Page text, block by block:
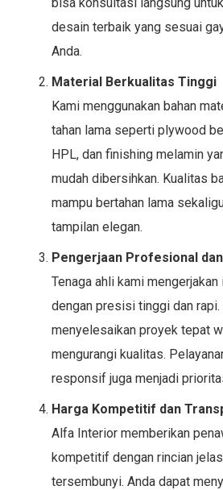
desain terbaik yang sesuai
Anda.
Material Berkualitas Tinggi
Kami menggunakan bahan
tahan lama seperti plywood
HPL, dan finishing melamin
mudah dibersihkan. Kualitas
mampu bertahan lama
tampilan elegan.
Pengerjaan Profesional
Tenaga ahli kami
dengan presisi tinggi dan
menyelesaikan proyek tepat
mengurangi kualitas.
responsif juga menjadi
Harga Kompetitif dan
Alfa Interior memberikan
kompetitif dengan rincian
tersembunyi. Anda dapat